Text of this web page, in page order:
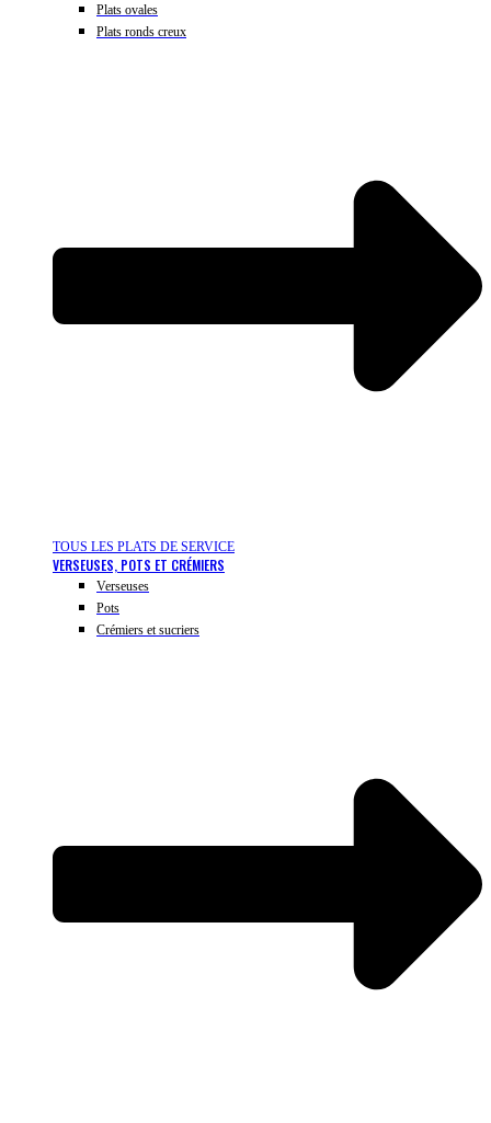
Plats ovales
Plats ronds creux
TOUS LES PLATS DE SERVICE
VERSEUSES, POTS ET CRÉMIERS
Verseuses
Pots
Crémiers et sucriers